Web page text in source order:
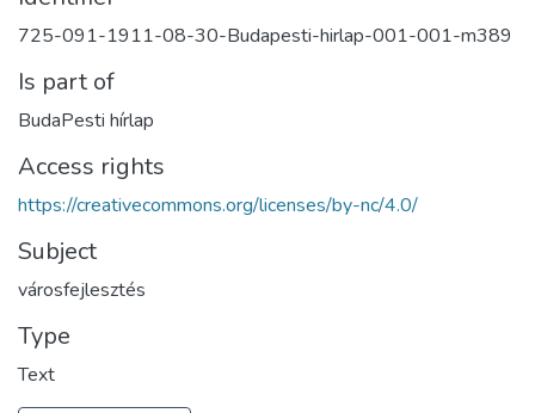
725-091-1911-08-30-Budapesti-hirlap-001-001-m389
Is part of
BudaPesti hírlap
Access rights
https://creativecommons.org/licenses/by-nc/4.0/
Subject
városfejlesztés
Type
Text